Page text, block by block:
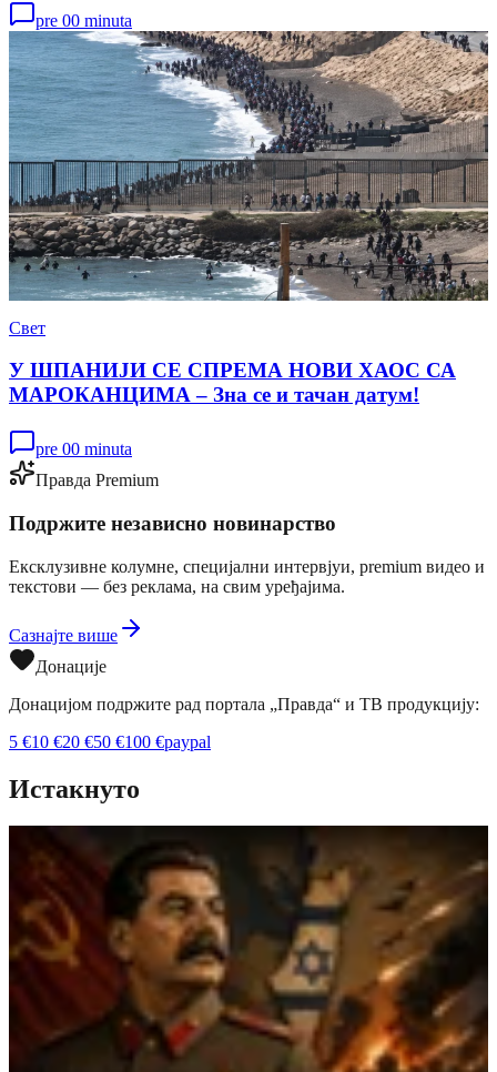
pre 00 minuta
Свет
У ШПАНИЈИ СЕ СПРЕМА НОВИ ХАОС СА
МАРОКАНЦИМА – Зна се и тачан датум!
pre 00 minuta
Правда Premium
Подржите независно новинарство
Ексклузивне колумне, специјални интервјуи, premium видео и
текстови — без реклама, на свим уређајима.
Сазнајте више
Донације
Донацијом подржите рад портала „Правда“ и ТВ продукцију:
5 €10 €20 €50 €100 €paypal
Истакнуто